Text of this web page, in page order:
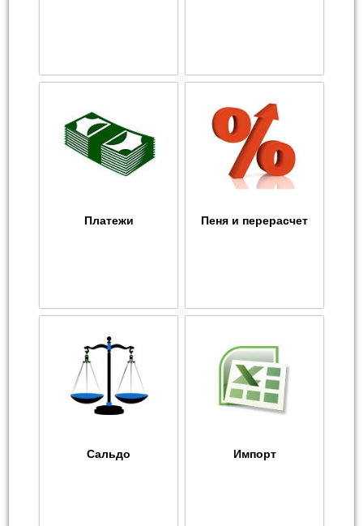
Платежи Пеня и перерасчет
Сальдо Импорт